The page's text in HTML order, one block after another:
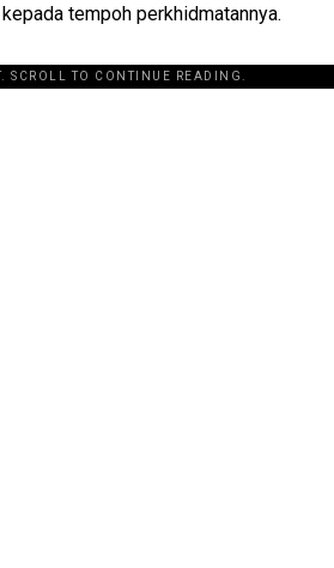
tempoh perkhidmatannya.
SCROLL TO CONTINUE READING.